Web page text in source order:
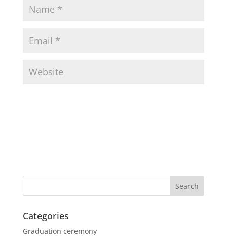
Categories
Graduation ceremony